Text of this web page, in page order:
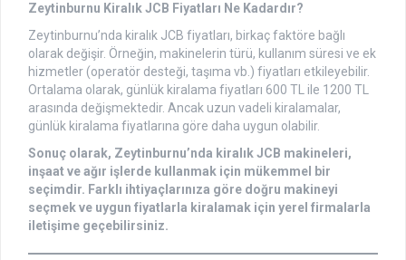
Zeytinburnu Kiralık JCB Fiyatları Ne Kadardır?
Zeytinburnu’nda kiralık JCB fiyatları, birkaç faktöre bağlı
olarak değişir. Örneğin, makinelerin türü, kullanım süresi ve ek
hizmetler (operatör desteği, taşıma vb.) fiyatları etkileyebilir.
Ortalama olarak, günlük kiralama fiyatları 600 TL ile 1200 TL
arasında değişmektedir. Ancak uzun vadeli kiralamalar,
günlük kiralama fiyatlarına göre daha uygun olabilir.
Sonuç olarak, Zeytinburnu’nda kiralık JCB makineleri,
inşaat ve ağır işlerde kullanmak için mükemmel bir
seçimdir. Farklı ihtiyaçlarınıza göre doğru makineyi
seçmek ve uygun fiyatlarla kiralamak için yerel firmalarla
iletişime geçebilirsiniz.